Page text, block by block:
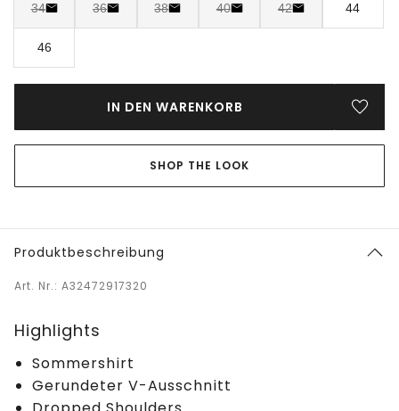
34 36 38 40 42 44
46
IN DEN WARENKORB
SHOP THE LOOK
Produktbeschreibung
Art. Nr.: A32472917320
Highlights
Sommershirt
Gerundeter V-Ausschnitt